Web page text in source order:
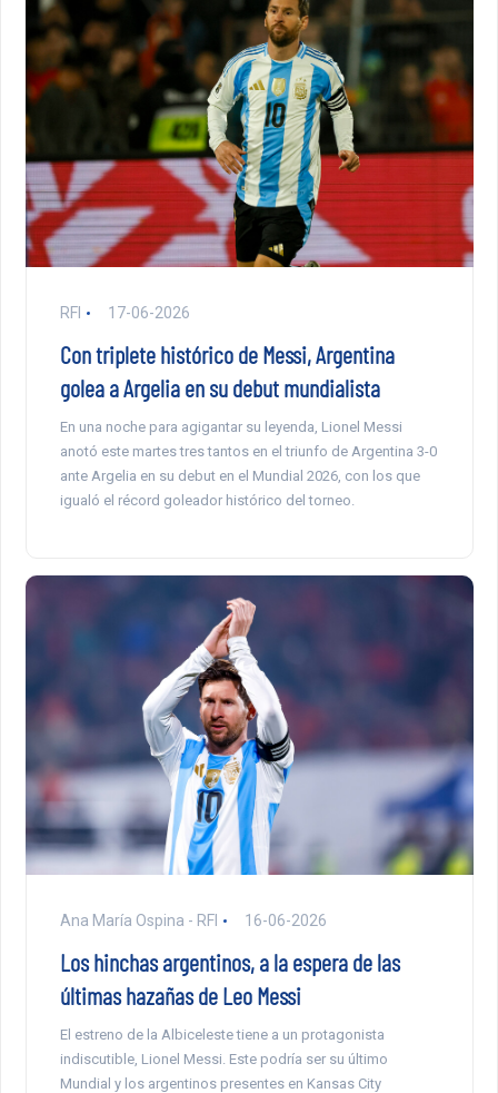
RFI 17-06-2026
Con triplete histórico de Messi, Argentina
golea a Argelia en su debut mundialista
En una noche para agigantar su leyenda, Lionel Messi
anotó este martes tres tantos en el triunfo de Argentina 3-0
ante Argelia en su debut en el Mundial 2026, con los que
igualó el récord goleador histórico del torneo.
Ana María Ospina - RFI 16-06-2026
Los hinchas argentinos, a la espera de las
últimas hazañas de Leo Messi
El estreno de la Albiceleste tiene a un protagonista
indiscutible, Lionel Messi. Este podría ser su último
Mundial y los argentinos presentes en Kansas City